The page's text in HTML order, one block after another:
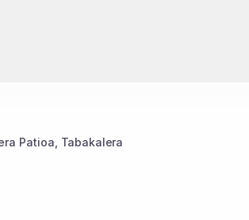
Patioa Tabakalera